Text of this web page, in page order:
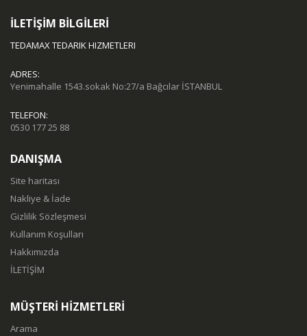
İLETİŞİM BİLGİLERİ
TEDAMAX TEDARIK HIZMETLERI
ADRES:
Yenimahalle 1543.sokak No:27/a Bağcılar İSTANBUL
TELEFON:
0530 177 25 88
DANIŞMA
Site haritası
Nakliye & İade
Gizlilik Sözleşmesi
Kullanım Koşulları
Hakkımızda
İLETİŞİM
MÜŞTERİ HİZMETLERİ
Arama